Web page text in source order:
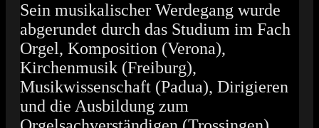
Sein musikalischer Werdegang wurde
abgerundet durch das Studium im Fach
Orgel, Komposition (Verona),
Kirchenmusik (Freiburg),
Musikwissenschaft (Padua), Dirigieren
und die Ausbildung zum